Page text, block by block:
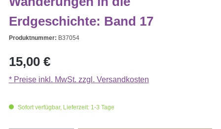
Erdgeschichte: Band 17
Produktnummer: B37054
Regulärer Preis:
15,00 €
* Preise inkl. MwSt. zzgl. Versandkosten
Sofort verfügbar, Lieferzeit: 1-3 Tage